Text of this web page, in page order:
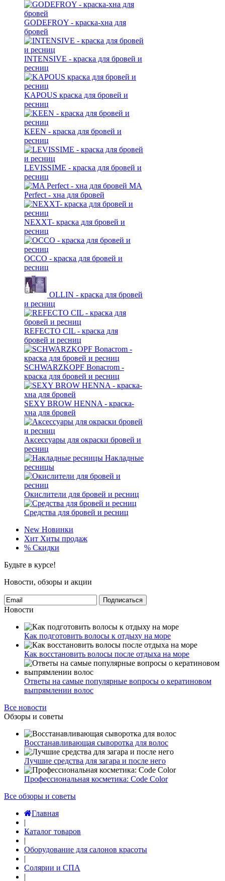
GODEFROY - краска-хна для
бровей
INTENSIVE - краска для бровей и
ресниц
KAPOUS краска для бровей и
ресниц
KEEN - краска для бровей и
ресниц
LEVISSIME - краска для бровей и
ресниц
MA
Perfect - хна для бровей
NEXXT- краска для бровей и
ресниц
OCCO - краска для бровей и
ресниц
OLLIN - краска для бровей
и ресниц
REFECTO CIL - краска для
бровей и ресниц
SCHWARZKOPF Bonacrom -
краска для бровей и ресниц
SEXY BROW HENNA - краска-
хна для бровей
Аксессуары для окраски бровей и
ресниц
Накладные
ресницы
Окислители для бровей и ресниц
Средства для бровей и ресниц
New Новинки
Хит Хиты продаж
% Скидки
Будьте в курсе!
Новости, обзоры и акции
Подписаться
Новости
Как подготовить волосы к отдыху на море
Как восстановить волосы после отдыха на море
Ответы на самые популярные вопросы о кератиновом
выпрямлении волос
Все новости
Обзоры и советы
Восстанавливающая сыворотка для волос
Лучшие средства для загара и после него
Профессиональная косметика: Code Color
Все обзоры и советы
Главная
|
Каталог товаров
|
Оборудование для салонов красоты
|
Солярии и СПА
|